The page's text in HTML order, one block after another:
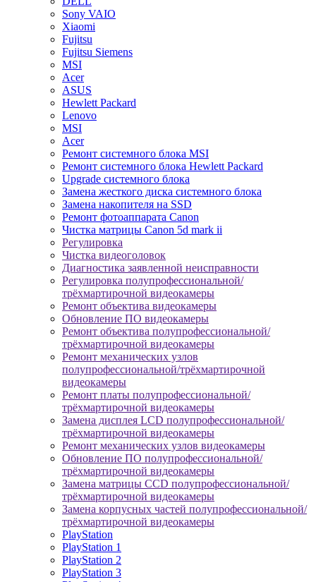
Sony VAIO
Xiaomi
Fujitsu
Fujitsu Siemens
MSI
Acer
ASUS
Hewlett Packard
Lenovo
MSI
Acer
Ремонт системного блока MSI
Ремонт системного блока Hewlett Packard
Upgrade системного блока
Замена жесткого диска системного блока
Замена накопителя на SSD
Ремонт фотоаппарата Canon
Чистка матрицы Canon 5d mark ii
Регулировка
Чистка видеоголовок
Диагностика заявленной неисправности
Регулировка полупрофессиональной/
трёхмартирочной видеокамеры
Ремонт объектива видеокамеры
Обновление ПО видеокамеры
Ремонт объектива полупрофессиональной/
трёхмартирочной видеокамеры
Ремонт механических узлов
полупрофессиональной/трёхмартирочной
видеокамеры
Ремонт платы полупрофессиональной/
трёхмартирочной видеокамеры
Замена дисплея LCD полупрофессиональной/
трёхмартирочной видеокамеры
Ремонт механических узлов видеокамеры
Обновление ПО полупрофессиональной/
трёхмартирочной видеокамеры
Замена матрицы CCD полупрофессиональной/
трёхмартирочной видеокамеры
Замена корпусных частей полупрофессиональной/
трёхмартирочной видеокамеры
PlayStation
PlayStation 1
PlayStation 2
PlayStation 3